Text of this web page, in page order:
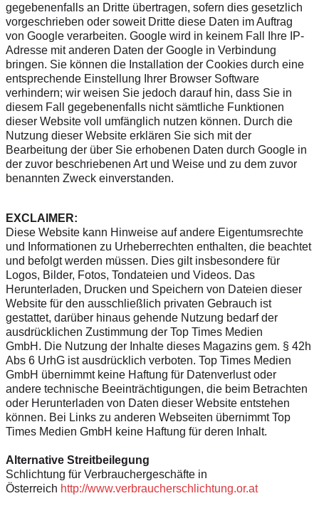
gegebenenfalls an Dritte übertragen, sofern dies gesetzlich
vorgeschrieben oder soweit Dritte diese Daten im Auftrag
von Google verarbeiten. Google wird in keinem Fall Ihre IP-
Adresse mit anderen Daten der Google in Verbindung
bringen. Sie können die Installation der Cookies durch eine
entsprechende Einstellung Ihrer Browser Software
verhindern; wir weisen Sie jedoch darauf hin, dass Sie in
diesem Fall gegebenenfalls nicht sämtliche Funktionen
dieser Website voll umfänglich nutzen können. Durch die
Nutzung dieser Website erklären Sie sich mit der
Bearbeitung der über Sie erhobenen Daten durch Google in
der zuvor beschriebenen Art und Weise und zu dem zuvor
benannten Zweck einverstanden.
EXCLAIMER:
Diese Website kann Hinweise auf andere Eigentumsrechte
und Informationen zu Urheberrechten enthalten, die beachtet
und befolgt werden müssen. Dies gilt insbesondere für
Logos, Bilder, Fotos, Tondateien und Videos. Das
Herunterladen, Drucken und Speichern von Dateien dieser
Website für den ausschließlich privaten Gebrauch ist
gestattet, darüber hinaus gehende Nutzung bedarf der
ausdrücklichen Zustimmung der Top Times Medien
GmbH. Die Nutzung der Inhalte dieses Magazins gem. § 42h
Abs 6 UrhG ist ausdrücklich verboten. Top Times Medien
GmbH übernimmt keine Haftung für Datenverlust oder
andere technische Beeinträchtigungen, die beim Betrachten
oder Herunterladen von Daten dieser Website entstehen
können. Bei Links zu anderen Webseiten übernimmt Top
Times Medien GmbH keine Haftung für deren Inhalt.
Alternative Streitbeilegung
Schlichtung für Verbrauchergeschäfte in
Österreich http://www.verbraucherschlichtung.or.at